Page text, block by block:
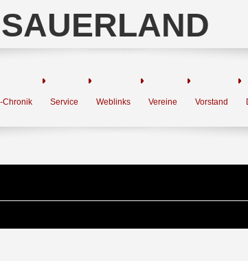
Chronik Service Weblinks Vereine Vorstand